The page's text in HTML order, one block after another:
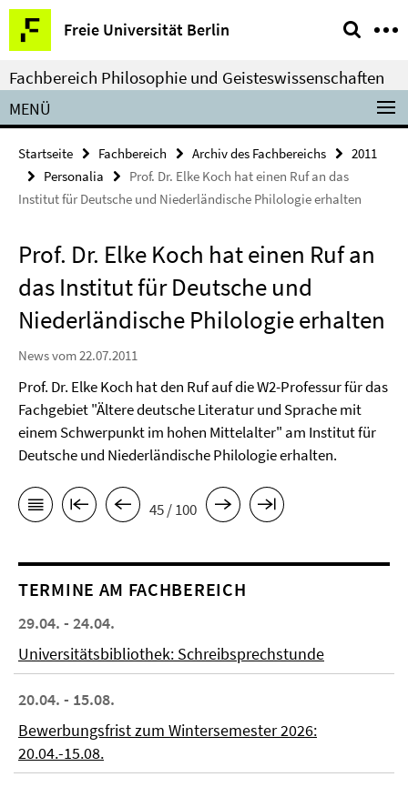
Springe
direkt
zu
Inhalt
Freie Universität Berlin
Service-
Navigation
Fachbereich Philosophie und Geisteswissenschaften
MENÜ
Startseite Fachbereich Archiv des Fachbereichs
2011
Personalia
Prof. Dr. Elke Koch hat einen Ruf an das
Institut für Deutsche und Niederländische Philologie erhalten
Prof. Dr. Elke Koch hat einen Ruf an
das Institut für Deutsche und
Niederländische Philologie erhalten
News vom 22.07.2011
Prof. Dr. Elke Koch hat den Ruf auf die W2-Professur für das
Fachgebiet "Ältere deutsche Literatur und Sprache mit
einem Schwerpunkt im hohen Mittelalter" am Institut für
Deutsche und Niederländische Philologie erhalten.
45 / 100
TERMINE AM FACHBEREICH
29.04. - 24.04.
Universitätsbibliothek: Schreibsprechstunde
20.04. - 15.08.
Bewerbungsfrist zum Wintersemester 2026:
20.04.-15.08.